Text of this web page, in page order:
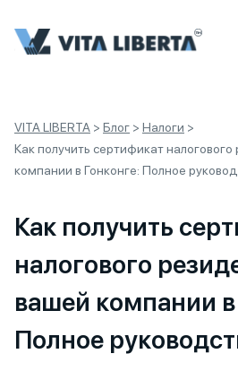
VITA LIBERTA > Блог > Налоги >
Как получить сертификат
компании в Гонконге: Полное
Как получить
налогового
вашей компании в
Полное